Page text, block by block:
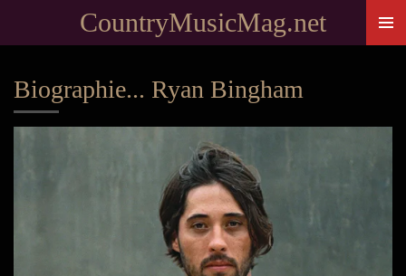
au
principal
CountryMusicMag.net
Biographie... Ryan Bingham